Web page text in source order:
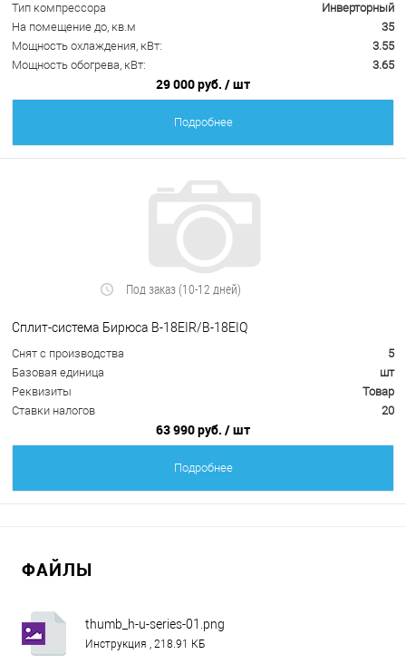
Тип компрессора
Инверторный
На помещение до, кв.м
35
Мощность охлаждения, кВт:
3.55
Мощность обогрева, кВт:
3.65
29 000 руб. / шт
Подробнее
Под заказ (10-12 дней)
Сплит-система Бирюса B-18EIR/B-18EIQ
Снят с производства
5
Базовая единица
шт
Реквизиты
Товар
Ставки налогов
20
63 990 руб. / шт
Подробнее
ФАЙЛЫ
thumb_h-u-series-01.png
Инструкция , 218.91 КБ